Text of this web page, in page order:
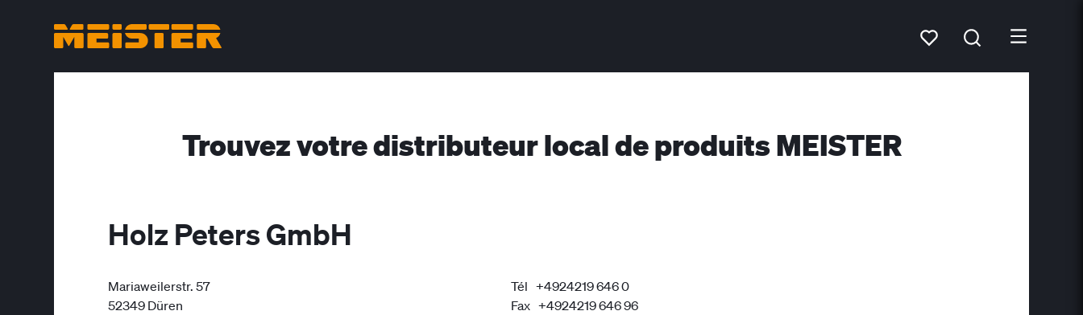
Trouvez votre distributeur local de produits MEISTER
Holz Peters GmbH
Mariaweilerstr. 57
52349 Düren
Tél +4924219 646 0
Fax +4924219 646 96